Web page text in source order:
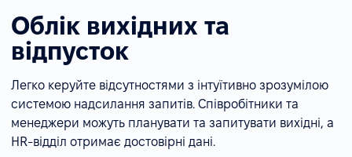
Облік вихідних та
відпусток
Легко керуйте відсутностями з інтуїтивно зрозумілою
системою надсилання запитів. Співробітники та
менеджери можуть планувати та запитувати вихідні, а
HR-відділ отримає достовірні дані.